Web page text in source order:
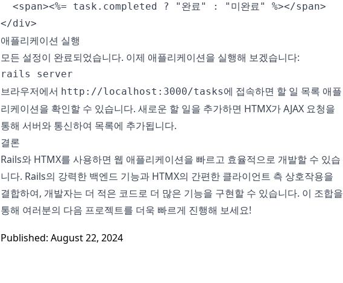
  <span><%= task.completed ? "완료" : "미완료" %></span>
</div>
애플리케이션 실행
모든 설정이 완료되었습니다. 이제 애플리케이션을 실행해 보겠습니다:
rails server
브라우저에서 http://localhost:3000/tasks에 접속하면 할 일 목록 애플
리케이션을 확인할 수 있습니다. 새로운 할 일을 추가하면 HTMX가 AJAX 요청을
통해 서버와 통신하여 목록에 추가됩니다.
결론
Rails와 HTMX를 사용하면 웹 애플리케이션을 빠르고 효율적으로 개발할 수 있습
니다. Rails의 강력한 백엔드 기능과 HTMX의 간편한 클라이언트 측 상호작용을
결합하여, 개발자는 더 적은 코드로 더 많은 기능을 구현할 수 있습니다. 이 조합을
통해 여러분의 다음 프로젝트를 더욱 빠르게 진행해 보세요!
Published: August 22, 2024